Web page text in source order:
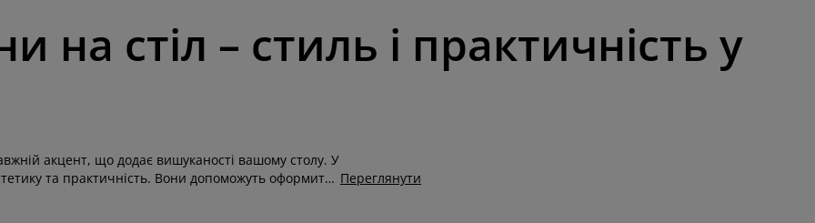
на стіл – стиль і практичність у
акцент, що додає вишуканості вашому столу. У
та практичність. Вони допоможуть оформити Переглянути